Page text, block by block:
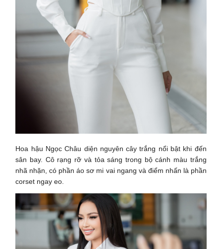
Hoa hậu Ngọc Châu diện nguyên cây trắng nổi bật khi đến
sân bay. Cô rạng rỡ và tỏa sáng trong bộ cánh màu trắng
nhã nhặn, có phần áo sơ mi vai ngang và điểm nhấn là phần
corset ngay eo.